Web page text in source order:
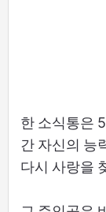
한 소식통은
간 자신의 능
다시 사랑을